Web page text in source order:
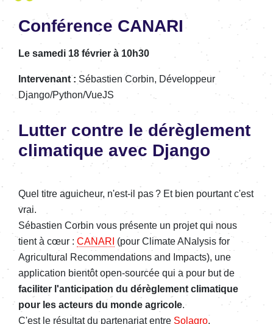
Conférence CANARI
Le samedi 18 février à 10h30
Intervenant : Sébastien Corbin, Développeur
Django/Python/VueJS
Lutter contre le dérèglement
climatique avec Django
Quel titre aguicheur, n'est-il pas ? Et bien pourtant c'est
vrai.
Sébastien Corbin vous présente un projet qui nous
tient à cœur : CANARI (pour Climate ANalysis for
Agricultural Recommendations and Impacts), une
application bientôt open-sourcée qui a pour but de
faciliter l'anticipation du dérèglement climatique
pour les acteurs du monde agricole.
C'est le résultat du partenariat entre Solagro,